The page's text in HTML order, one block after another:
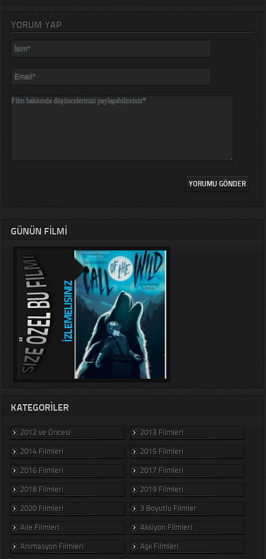
YORUM YAP
GÜNÜN FILMI
KATEGORILER
2012 ve Öncesi
2013 Filmleri
2014 Filmleri
2015 Filmleri
2016 Filmleri
2017 Filmleri
2018 Filmleri
2019 Filmleri
2020 Filmleri
3 Boyutlu Filmler
Aile Filmleri
Aksiyon Filmleri
Animasyon Filmleri
Aşk Filmleri